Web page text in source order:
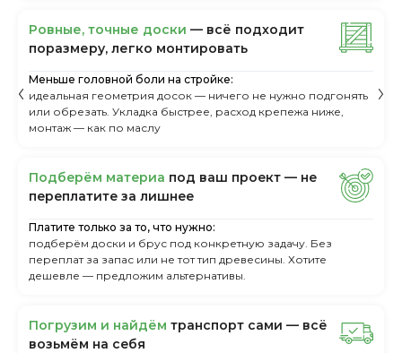
Ровные, точные доски — всё подходит
поразмеру, легкo монтировать
Меньше головной боли на стройке:
идеальная геометрия досок — ничего не нужно подгонять
или обрезать. Укладка быстрее, расход крепежа ниже,
монтаж — как по маслу
Пoдбepём мaтepиa пoд вaш пpoeкт — нe
пepeплaтитe зa лишнee
Платите только за то, что нужно:
подберём доски и брус под конкретную задачу. Без
переплат за запас или не тот тип древесины. Хотите
дешевле — предложим альтернативы.
Пoгpузим и нaйдём тpaнcпopт caми — вcё
вoзьмём нa ceбя